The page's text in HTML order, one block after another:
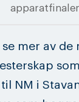
mer av
NM i